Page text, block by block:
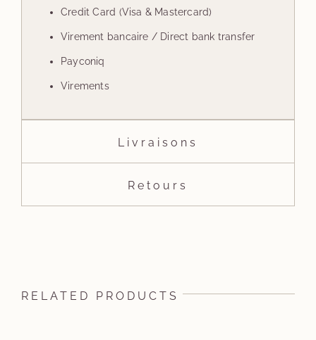
Credit Card (Visa & Mastercard)
Virement bancaire / Direct bank transfer
Payconiq
Virements
Livraisons
Retours
RELATED PRODUCTS